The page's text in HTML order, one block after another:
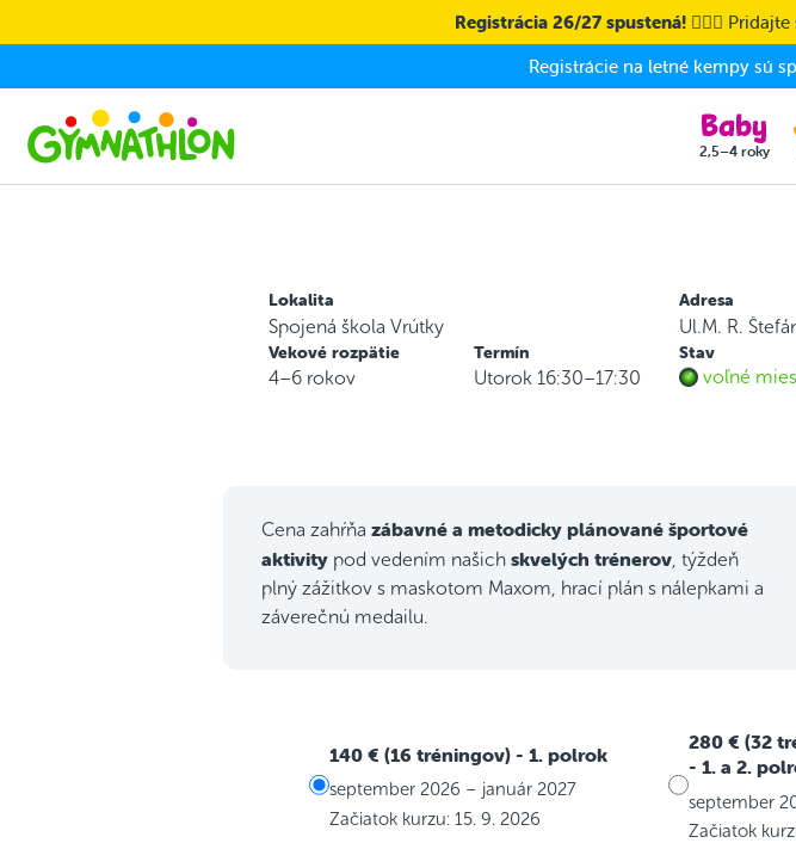
Registrácia 26/27 spustená! 🤸🏼‍♀️ Pridajte
Registrácie na letné kempy sú
2,5–4 roky
Lokalita
Spojená škola Vrútky
Adresa
Ul.M. R.
Vekové rozpätie
4–6 rokov
Termín
Utorok 16:30–17:30
Stav
voľné
Cena zahŕňa zábavné a metodicky plánované športové
aktivity pod vedením našich skvelých trénerov , týždeň
plný zážitkov s maskotom Maxom, hrací plán s nálepkami a
záverečnú medailu.
140 € (16 tréningov) - 1. polrok
september 2026 – január 2027
Začiatok kurzu: 15. 9. 2026
280 € (32
- 1. a 2.
september
Začiatok